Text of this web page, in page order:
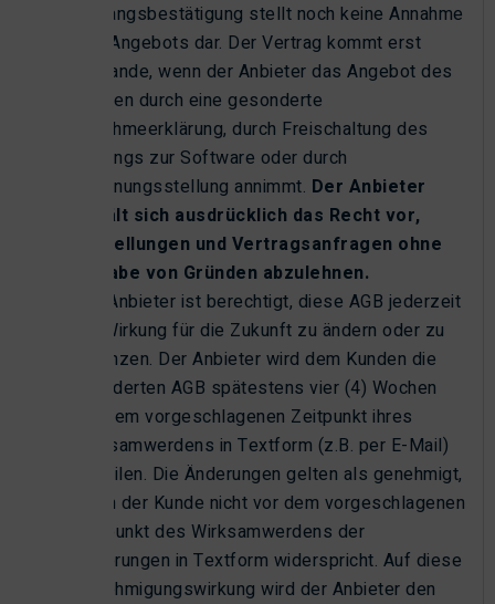
Eingangsbestätigung stellt noch keine Annahme
des Angebots dar. Der Vertrag kommt erst
zustande, wenn der Anbieter das Angebot des
Kunden durch eine gesonderte
Annahmeerklärung, durch Freischaltung des
Zugangs zur Software oder durch
Rechnungsstellung annimmt. Der Anbieter
behält sich ausdrücklich das Recht vor,
Bestellungen und Vertragsanfragen ohne
Angabe von Gründen abzulehnen.
Der Anbieter ist berechtigt, diese AGB jederzeit
mit Wirkung für die Zukunft zu ändern oder zu
ergänzen. Der Anbieter wird dem Kunden die
geänderten AGB spätestens vier (4) Wochen
vor dem vorgeschlagenen Zeitpunkt ihres
Wirksamwerdens in Textform (z.B. per E-Mail)
mitteilen. Die Änderungen gelten als genehmigt,
wenn der Kunde nicht vor dem vorgeschlagenen
Zeitpunkt des Wirksamwerdens der
Änderungen in Textform widerspricht. Auf diese
Genehmigungswirkung wird der Anbieter den